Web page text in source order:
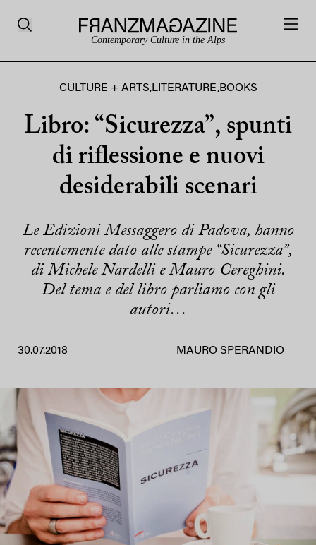
Contemporary Culture in the Alps
CULTURE + ARTS,LITERATURE,BOOKS
Libro: “Sicurezza”, spunti
di riflessione e nuovi
desiderabili scenari
Le Edizioni Messaggero di Padova, hanno
recentemente dato alle stampe “Sicurezza”,
di Michele Nardelli e Mauro Cereghini.
Del tema e del libro parliamo con gli
autori…
30.07.2018 MAURO SPERANDIO